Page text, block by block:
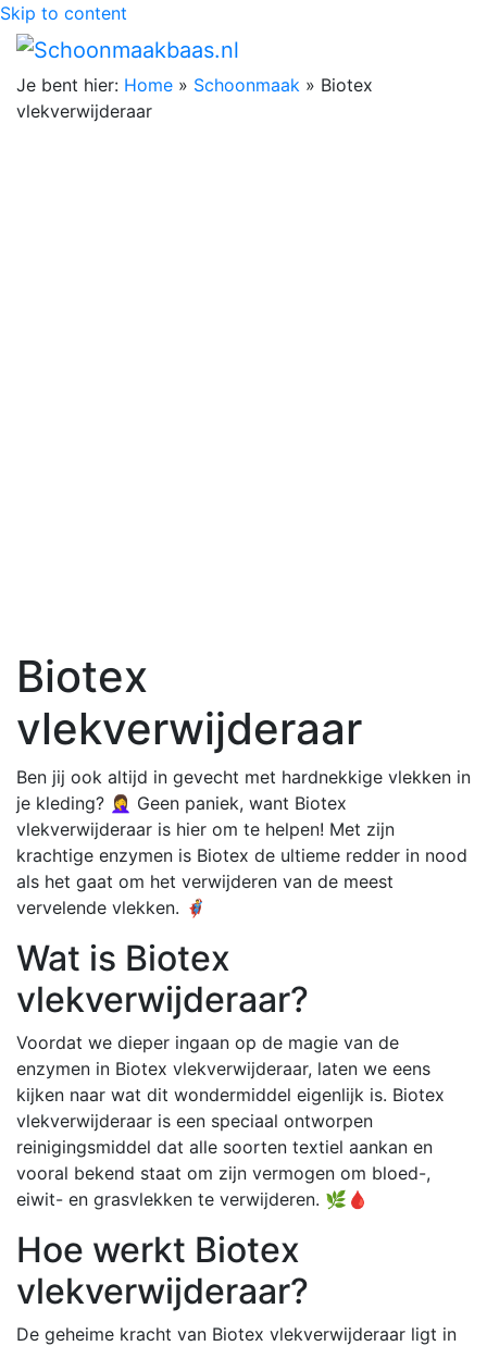
Skip to content
Je bent hier: Home » Schoonmaak » Biotex
vlekverwijderaar
Biotex
vlekverwijderaar
Ben jij ook altijd in gevecht met hardnekkige vlekken in
je kleding? 🤦‍♀️ Geen paniek, want Biotex
vlekverwijderaar is hier om te helpen! Met zijn
krachtige enzymen is Biotex de ultieme redder in nood
als het gaat om het verwijderen van de meest
vervelende vlekken. 🦸‍♂️
Wat is Biotex
vlekverwijderaar?
Voordat we dieper ingaan op de magie van de
enzymen in Biotex vlekverwijderaar, laten we eens
kijken naar wat dit wondermiddel eigenlijk is. Biotex
vlekverwijderaar is een speciaal ontworpen
reinigingsmiddel dat alle soorten textiel aankan en
vooral bekend staat om zijn vermogen om bloed-,
eiwit- en grasvlekken te verwijderen. 🌿🩸
Hoe werkt Biotex
vlekverwijderaar?
De geheime kracht van Biotex vlekverwijderaar ligt in